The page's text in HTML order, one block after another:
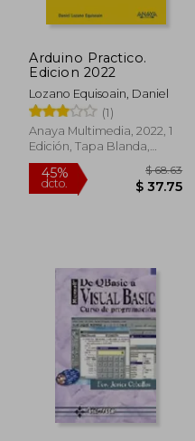
Arduino Practico.
Edicion 2022
Lozano Equisoain, Daniel
(1)
Anaya Multimedia, 2022, 1
Edición, Tapa Blanda,
Nuevo
45%
dcto. $ 37.75